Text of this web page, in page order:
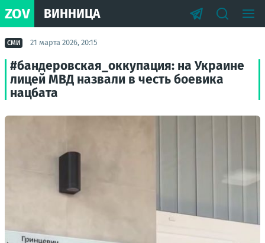
ZOV ВИННИЦА
СМИ 21 марта 2026, 20:15
#бандеровская_оккупация: на Украине
лицей МВД назвали в честь боевика
нацбата